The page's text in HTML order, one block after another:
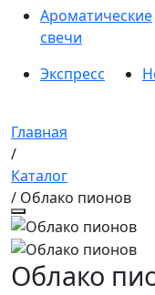
Ароматические
свечи
Экспресс
Главная
/
Каталог
/ Облако пионов
Облако